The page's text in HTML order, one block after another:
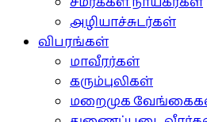
அழியாச்சுடர்கள்
விபரங்கள்
மாவீரர்கள்
கரும்புலிகள்
மறைமுக